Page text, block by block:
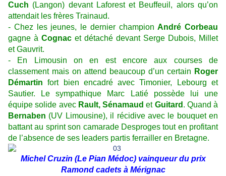
Cuch (Langon) devant Laforest et Beuffeuil, alors qu’on
attendait les frères Trainaud.
- Chez les jeunes, le dernier championAndré Corbeau
gagne à Cognac et détaché devant Serge Dubois, Millet
et Gauvrit.
- En Limousin on en est encore aux courses de
classement mais on attend beaucoup d’un certain Roger
Démartin fort bien encadré avec Timonier, Lebourg et
Sautier. Le sympathique Marc Latié possède lui une
équipe solide avec Rault, Sénamaudet Guitard . Quand à
Bernaben (UV Limousine), il récidive avec le bouquet en
battant au sprint son camarade Desproges tout en profitant
de l’absence de ses leaders partis ferrailler en Bretagne.
Michel Cruzin (Le Pian Médoc) vainqueur du prix
Ramond cadets à Mérignac